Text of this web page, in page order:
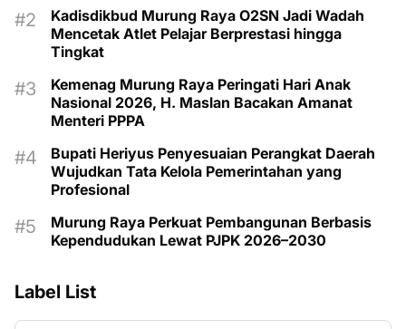
Kadisdikbud Murung Raya O2SN Jadi Wadah
Mencetak Atlet Pelajar Berprestasi hingga
Tingkat
Kemenag Murung Raya Peringati Hari Anak
Nasional 2026, H. Maslan Bacakan Amanat
Menteri PPPA
Bupati Heriyus Penyesuaian Perangkat Daerah
Wujudkan Tata Kelola Pemerintahan yang
Profesional
Murung Raya Perkuat Pembangunan Berbasis
Kependudukan Lewat PJPK 2026–2030
Label List